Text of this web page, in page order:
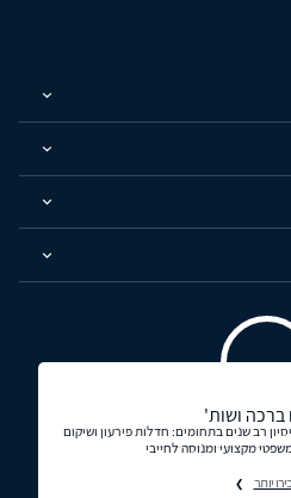
ושות'
רב שנים בתחומים: חדלות פירעון ושיקום
מקצועי ומנוסה לחייבי
יותר